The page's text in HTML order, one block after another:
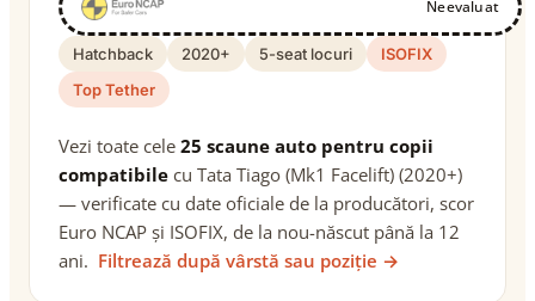
Neevaluat
Hatchback 2020+ 5-seat locuri
ISOFIX
Top Tether
Vezi toate cele 25 scaune auto pentru copii
compatibile cu Tata Tiago (Mk1 Facelift) (2020+)
— verificate cu date oficiale de la producători, scor
Euro NCAP și ISOFIX, de la nou-născut până la 12
ani. Filtrează după vârstă sau poziție →